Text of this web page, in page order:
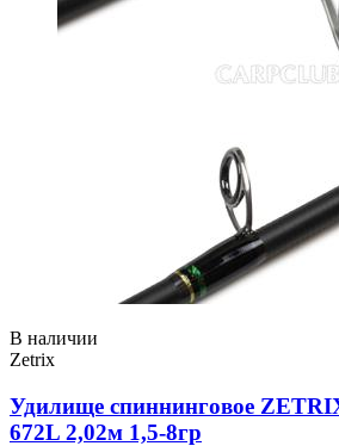
В наличии
Zetrix
Удилище спиннинговое
672L 2,02м 1,5-8гр